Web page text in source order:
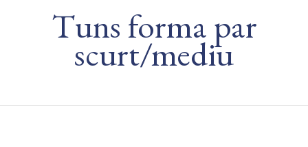
Tuns forma par
scurt/mediu